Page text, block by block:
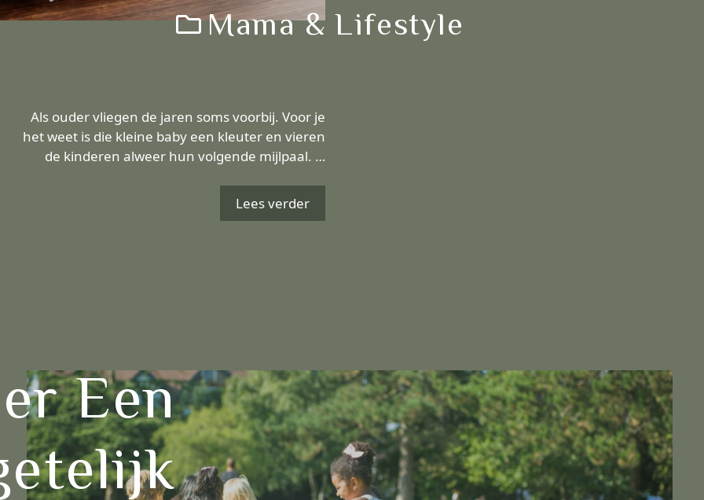
Mama & Lifestyle
Als ouder vliegen de jaren soms voorbij. Voor je
het weet is die kleine baby een kleuter en vieren
de kinderen alweer hun volgende mijlpaal. …
Lees verder
Een